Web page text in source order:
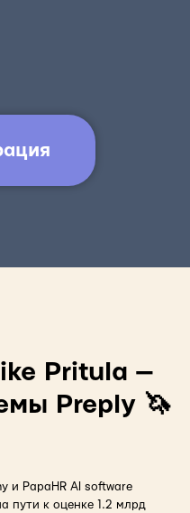
Pritula —
Preply 🦄
и PapaHR AI software
пути к оценке 1.2 млрд